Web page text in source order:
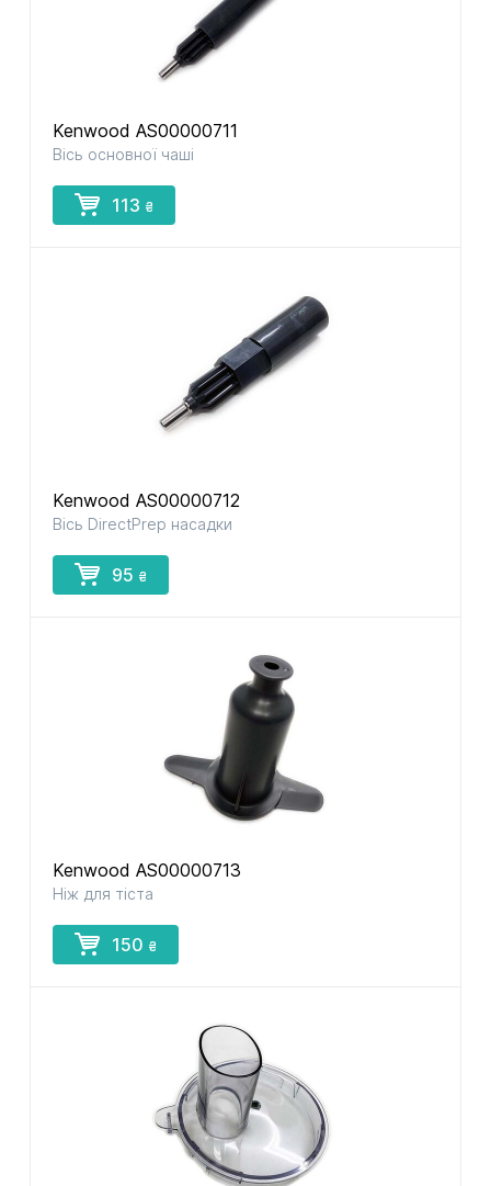
Kenwood AS00000711
Вісь основної чаші
113 ₴
Kenwood AS00000712
Вісь DirectPrep насадки
95 ₴
Kenwood AS00000713
Ніж для тіста
150 ₴